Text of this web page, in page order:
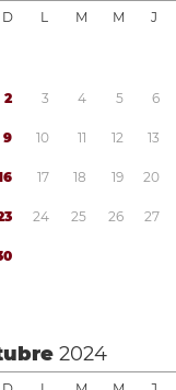
D L M M J
2 3 4 5 6
9 10 11 12 13
6 17 18 19 20
3 24 25 26 27
0
2024